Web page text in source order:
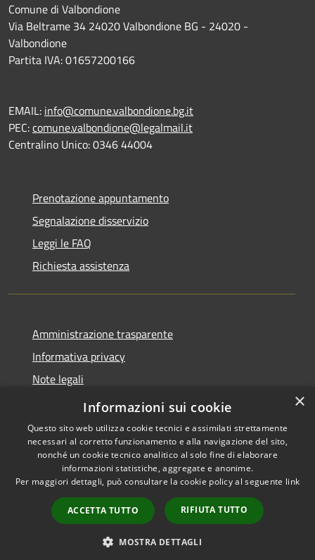
Comune di Valbondione
Via Beltrame 34 24020 Valbondione BG - 24020 -
Valbondione
Partita IVA: 01657200166
EMAIL: info@comune.valbondione.bg.it
PEC:comune.valbondione@legalmail.it
Centralino Unico: 0346 44004
Prenotazione appuntamento
Segnalazione disservizio
Leggi le FAQ
Richiesta assistenza
Amministrazione trasparente
Informativa privacy
Note legali
Dichiarazione di accessibilità
Accessibilità
Copyright © 2026 • Comune di
Valbondione • Powered by
Municipium•
Accesso
redazione
×
Informazioni sui cookie
Questo sito web utilizza cookie tecnici e assimilati strettamente
necessari al corretto funzionamento e alla navigazione del sito,
nonché un cookie tecnico analitico al solo fine di elaborare
informazioni statistiche, aggregate e anonime.
Per maggiori dettagli, può consultare la cookie policy al seguente link
ACCETTA TUTTO RIFIUTA TUTTO
MOSTRA DETTAGLI